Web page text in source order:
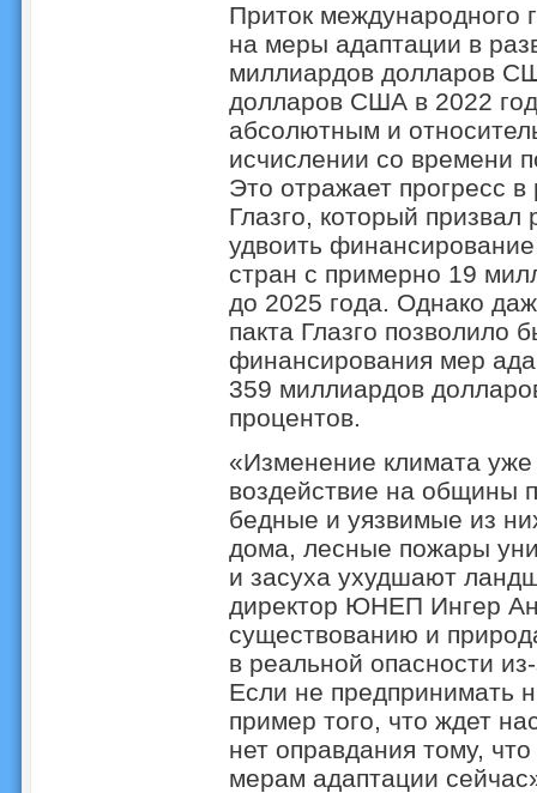
Приток международного
на меры адаптации в
миллиардов долларов
долларов США в 2022
абсолютным и
исчислении со времени
Это отражает прогресс в
Глазго, который
удвоить
стран с примерно 19
до 2025 года. Однако
пакта Глазго позволило
финансирования мер
359 миллиардов
процентов.
«Изменение климата
воздействие на общины
бедные и уязвимые из
дома, лесные пожары
и засуха ухудшают
директор ЮНЕП Ингер
существованию и
в реальной опасности
Если не предпринимать
пример того, что ждет
нет оправдания тому,
мерам адаптации